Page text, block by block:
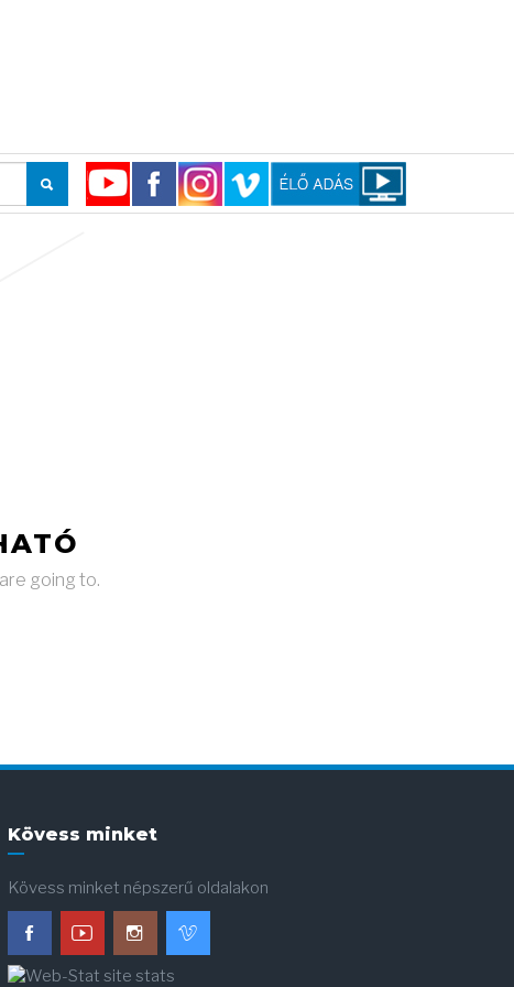
going to.
Kövess minket
Kövess minket népszerű oldalakon